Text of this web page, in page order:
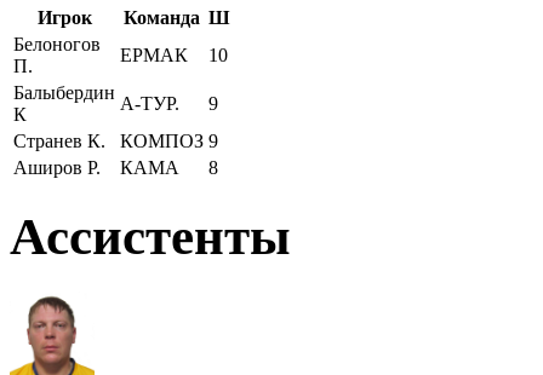
Игрок Команда Ш
Белоногов
П.
ЕРМАК
10
Балыбердин
К
А-ТУР.
9
Странев К.
КОМПОЗ 9
Аширов Р.
КАМА 8
Ассистенты